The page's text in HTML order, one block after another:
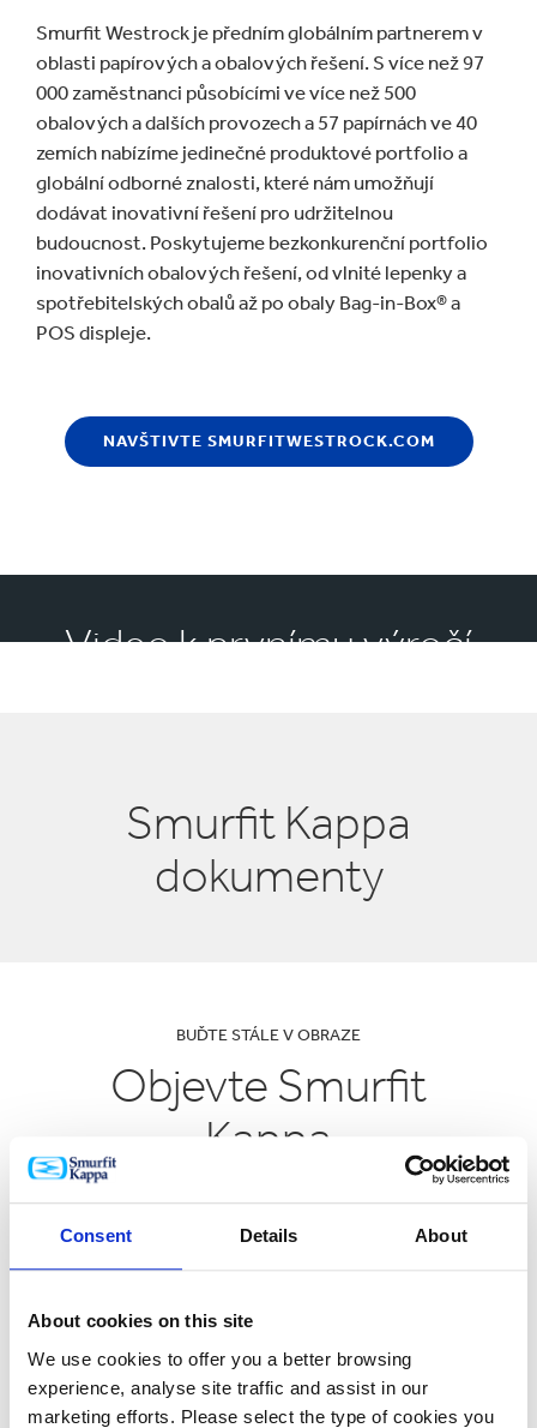
Consent Details About
About cookies on this site
We use cookies to offer you a better browsing
experience, analyse site traffic and assist in our
marketing efforts. Please select the type of cookies you
Smurfit Westrock je předním globálním partnerem v
oblasti papírových a obalových řešení. S více než 97
000 zaměstnanci působícími ve více než 500
obalových a dalších provozech a 57 papírnách ve 40
zemích nabízíme jedinečné produktové portfolio a
globální odborné znalosti, které nám umožňují
dodávat inovativní řešení pro udržitelnou
budoucnost. Poskytujeme bezkonkurenční portfolio
inovativních obalových řešení, od vlnité lepenky a
spotřebitelských obalů až po obaly Bag-in-Box® a
POS displeje.
NAVŠTIVTE SMURFITWESTROCK.COM
Video k prvnímu výročí
Smurfit Kappa
dokumenty
BUĎTE STÁLE V OBRAZE
Objevte Smurfit
Kappa